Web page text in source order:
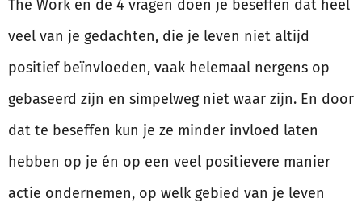
The Work en de 4 vragen doen je beseffen dat heel
veel van je gedachten, die je leven niet altijd
positief beïnvloeden, vaak helemaal nergens op
gebaseerd zijn en simpelweg niet waar zijn. En door
dat te beseffen kun je ze minder invloed laten
hebben op je én op een veel positievere manier
actie ondernemen, op welk gebied van je leven